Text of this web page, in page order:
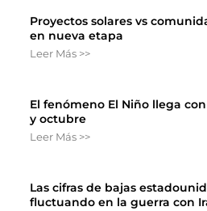
Proyectos solares vs
en nueva etapa
Leer Más >>
El fenómeno El Niño llega
y octubre
Leer Más >>
Las cifras de bajas
fluctuando en la guerra con